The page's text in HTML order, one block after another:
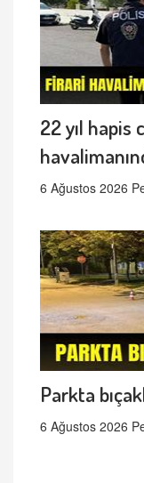
22 yıl hapis
6 Ağustos 2026
Parkta
6 Ağustos 2026